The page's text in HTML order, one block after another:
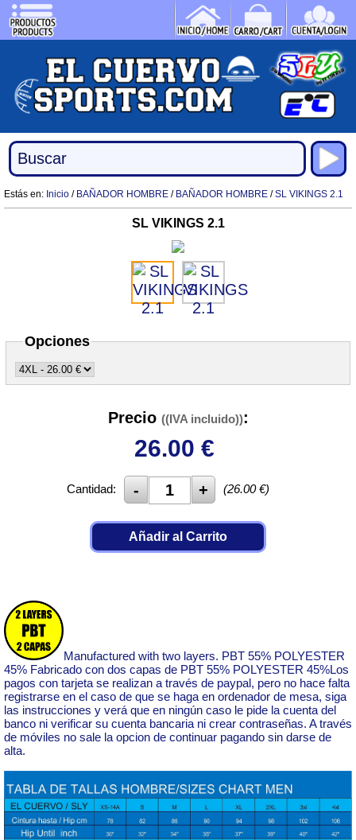
Estás en: Inicio / BAÑADOR HOMBRE / BAÑADOR HOMBRE /SL VIKINGS 2.1
SL VIKINGS 2.1
Opciones
Precio ((IVA incluido)):
26.00 €
Cantidad: (26.00€)
Añadir al Carrito
Manufactured with two layers. PBT 55% POLYESTER
45% Fabricado con dos capas de PBT 55% POLYESTER 45%Los
pagos con tarjeta se realizan a través de paypal, pero no hace falta
registrarse en el caso de que se haga en ordenador de mesa, siga
las instrucciones y verá que en ningún caso le pide la cuenta del
banco ni verificar su cuenta bancaria ni crear contraseñas. A través
de móviles no sale la opcion de continuar pagando sin darse de
alta.